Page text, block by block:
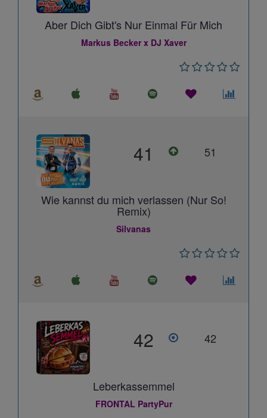
Aber Dich Gibt's Nur Einmal Für Mich
Markus Becker x DJ Xaver
41 51
Wie kannst du mich verlassen (Nur So!
Remix)
Silvanas
42 42
Leberkassemmel
FRONTAL PartyPur